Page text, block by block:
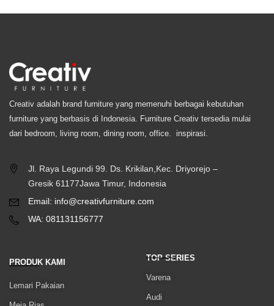
Creativ adalah brand furniture yang memenuhi berbagai kebutuhan
furniture yang berbasis di Indonesia. Furniture Creativ tersedia mulai
dari bedroom, living room, dining room, office. inspirasi.
Jl. Raya Legundi 99. Ds. Krikilan,Kec. Driyorejo –
Gresik 61177Jawa Timur, Indonesia
Email: info@creativfurniture.com
WA: 081131156777
PRODUK KAMI
Lemari Pakaian
TOP SERIES
Varena
Audi